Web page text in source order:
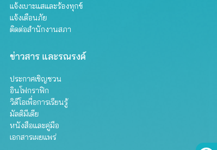
แจ้งเบาะแสและร้องทุกข์
แจ้งเตือนภัย
ติดต่อสำนักงานสภา
ข่าวสาร และรณรงค์
ประกาศเชิญชวน
อินโฟกราฟิก
วิดีโอเพื่อการเรียนรู้
มัลติมีเดีย
หนังสือและคู่มือ
เอกสารเผยแพร่